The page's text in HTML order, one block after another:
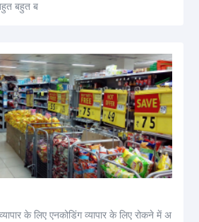
बहुत ब
के लिए एनकोडिंग व्यापार के लिए रोकने में अ